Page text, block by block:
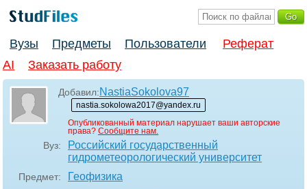
Вузы Предметы Пользователи
Реферат
AI
Заказать работу
Добавил:NastiaSokolova97
nastia.sokolowa2017@yandex.ru
Опубликованный материал нарушает ваши авторские
права? Сообщите нам.
Вуз:
Российский государственный
гидрометеорологический университет
Предмет: Геофизика